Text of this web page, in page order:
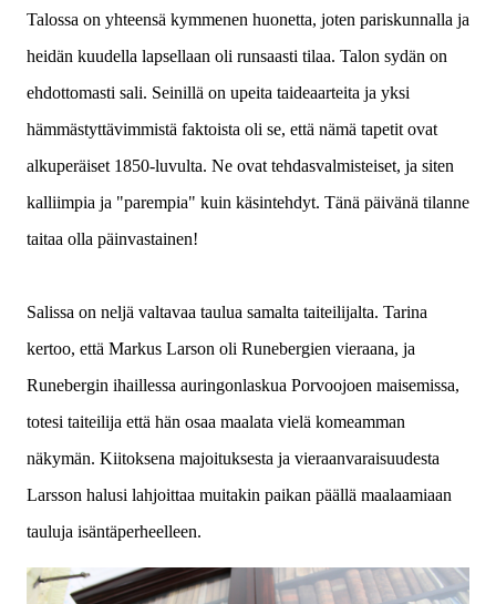
Talossa on yhteensä kymmenen huonetta, joten pariskunnalla ja
heidän kuudella lapsellaan oli runsaasti tilaa. Talon sydän on
ehdottomasti sali. Seinillä on upeita taideaarteita ja yksi
hämmästyttävimmistä faktoista oli se, että nämä tapetit ovat
alkuperäiset 1850-luvulta. Ne ovat tehdasvalmisteiset, ja siten
kalliimpia ja "parempia" kuin käsintehdyt. Tänä päivänä tilanne
taitaa olla päinvastainen!
Salissa on neljä valtavaa taulua samalta taiteilijalta. Tarina
kertoo, että Markus Larson oli Runebergien vieraana, ja
Runebergin ihaillessa auringonlaskua Porvoojoen maisemissa,
totesi taiteilija että hän osaa maalata vielä komeamman
näkymän. Kiitoksena majoituksesta ja vieraanvaraisuudesta
Larsson halusi lahjoittaa muitakin paikan päällä maalaamiaan
tauluja isäntäperheelleen.